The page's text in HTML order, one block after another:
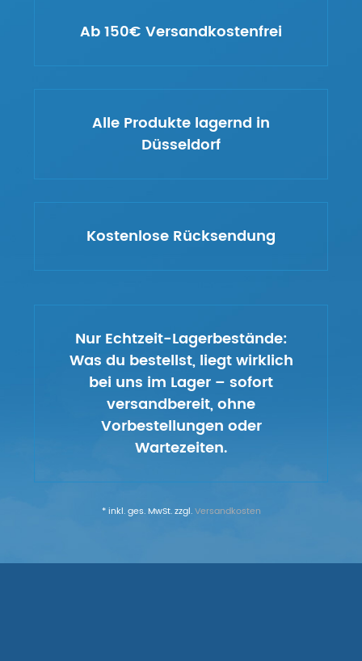
Ab 150€ Versandkostenfrei
Alle Produkte lagernd in
Düsseldorf
Kostenlose Rücksendung
Nur Echtzeit-Lagerbestände:
Was du bestellst, liegt wirklich
bei uns im Lager – sofort
versandbereit, ohne
Vorbestellungen oder
Wartezeiten.
* inkl. ges. MwSt. zzgl.Versandkosten